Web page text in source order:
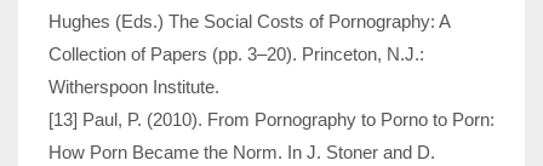
Hughes (Eds.) The Social Costs of Pornography: A
Collection of Papers (pp. 3–20). Princeton, N.J.:
Witherspoon Institute.
[13] Paul, P. (2010). From Pornography to Porno to Porn:
How Porn Became the Norm. In J. Stoner and D.